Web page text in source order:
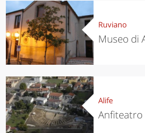
Ruviano
Museo di
Alife
Anfiteatro